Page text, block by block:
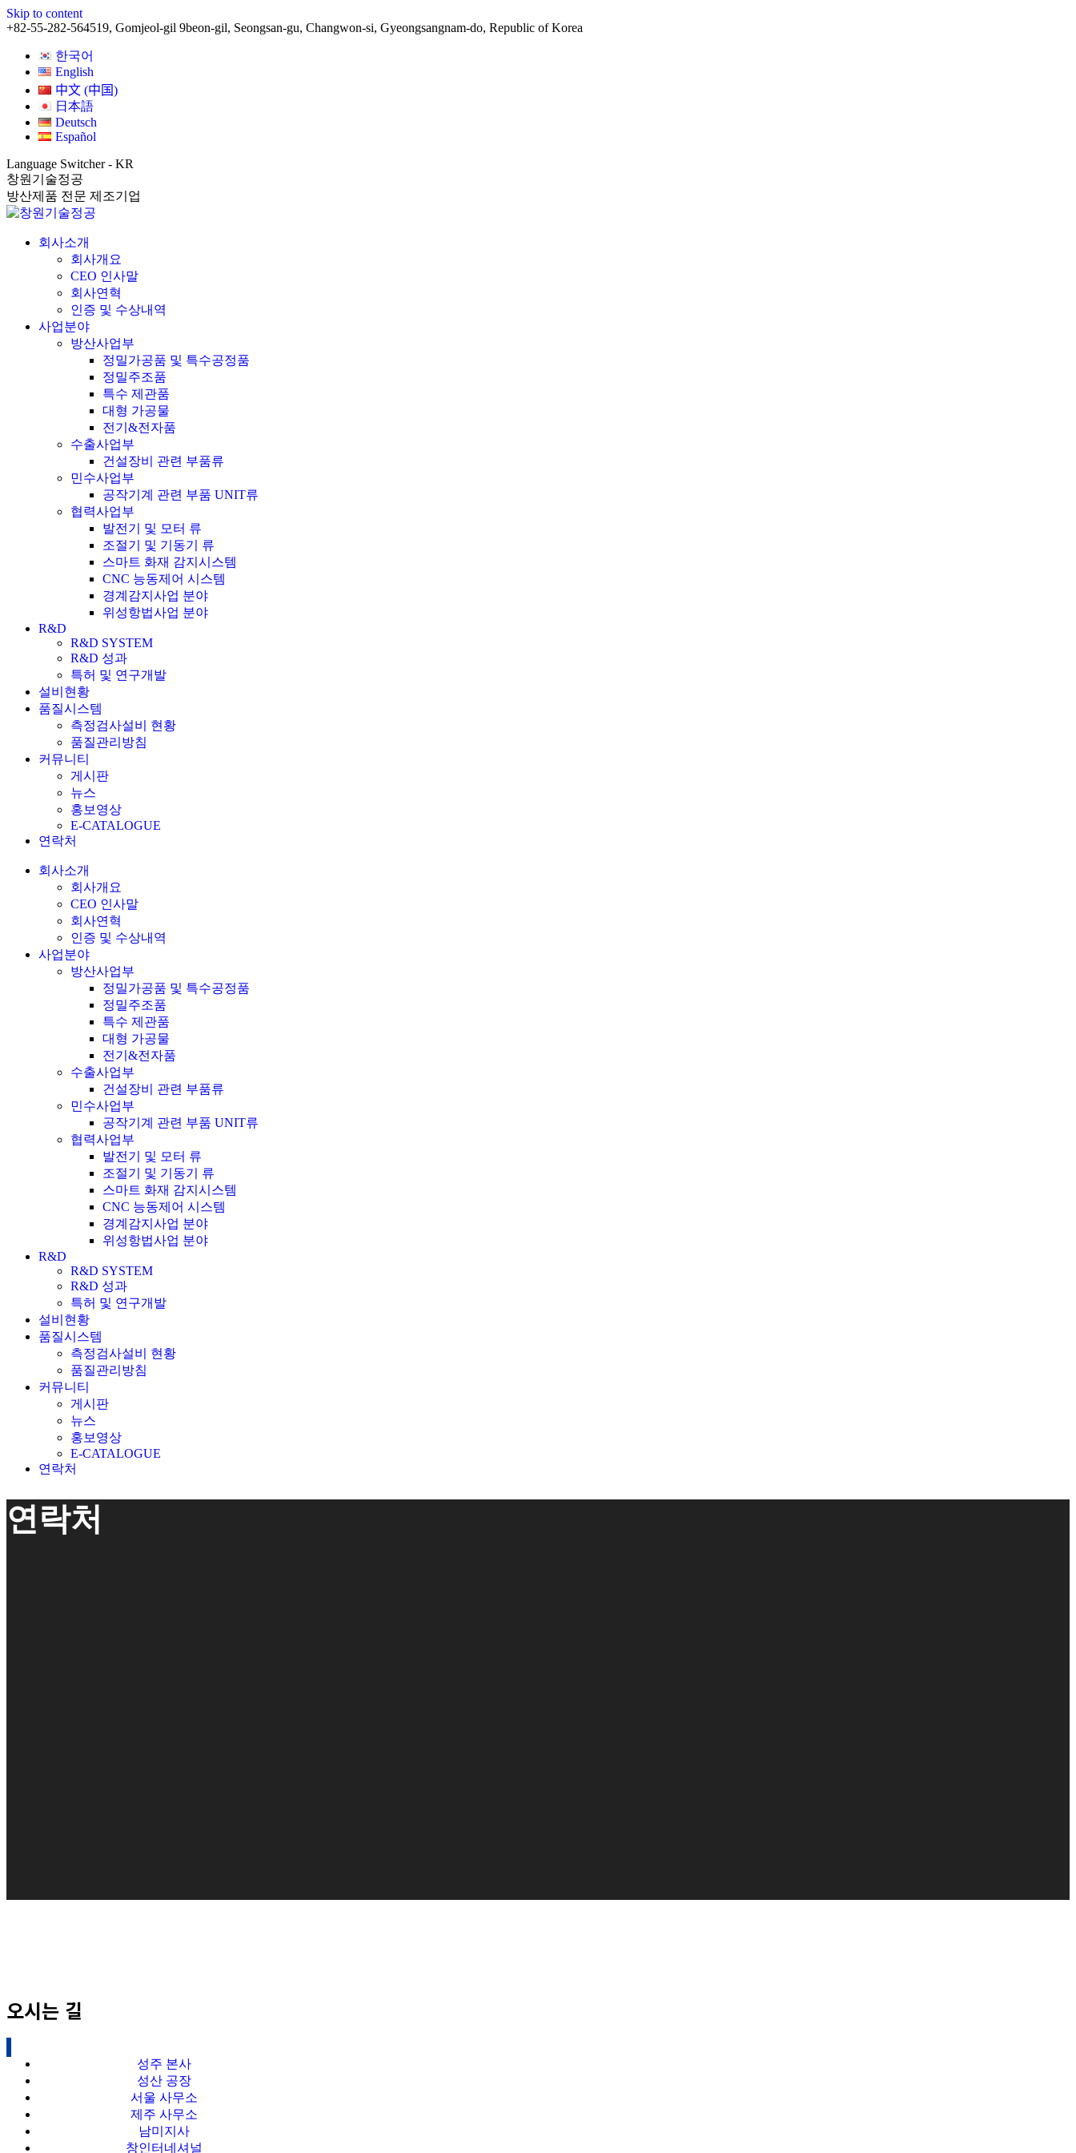
Skip to content
+82-55-282-564519, Gomjeol-gil 9beon-gil, Seongsan-gu, Changwon-si, Gyeongsangnam-do, Republic of Korea
한국어
English
中文 (中国)
日本語
Deutsch
Español
Language Switcher - KR
창원기술정공
방산제품 전문 제조기업
회사소개
회사개요
CEO 인사말
회사연혁
인증 및 수상내역
사업분야
방산사업부
정밀가공품 및 특수공정품
정밀주조품
특수 제관품
대형 가공물
전기&전자품
수출사업부
건설장비 관련 부품류
민수사업부
공작기계 관련 부품 UNIT류
협력사업부
발전기 및 모터 류
조절기 및 기동기 류
스마트 화재 감지시스템
CNC 능동제어 시스템
경계감지사업 분야
위성항법사업 분야
R&D
R&D SYSTEM
R&D 성과
특허 및 연구개발
설비현황
품질시스템
측정검사설비 현황
품질관리방침
커뮤니티
게시판
뉴스
홍보영상
E-CATALOGUE
연락처
회사소개
회사개요
CEO 인사말
회사연혁
인증 및 수상내역
사업분야
방산사업부
정밀가공품 및 특수공정품
정밀주조품
특수 제관품
대형 가공물
전기&전자품
수출사업부
건설장비 관련 부품류
민수사업부
공작기계 관련 부품 UNIT류
협력사업부
발전기 및 모터 류
조절기 및 기동기 류
스마트 화재 감지시스템
CNC 능동제어 시스템
경계감지사업 분야
위성항법사업 분야
R&D
R&D SYSTEM
R&D 성과
특허 및 연구개발
설비현황
품질시스템
측정검사설비 현황
품질관리방침
커뮤니티
게시판
뉴스
홍보영상
E-CATALOGUE
연락처
연락처
오시는 길
성주 본사
성산 공장
서울 사무소
제주 사무소
남미지사
창인터네셔널